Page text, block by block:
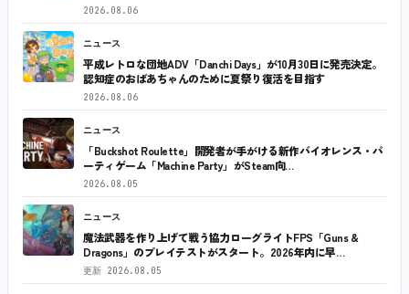
2026.08.06
ニュース
平成レトロな団地ADV「Danchi Days」が10月30日に発売決定。
認知症のおばあちゃんのために夏祭り復活を目指す
2026.08.06
ニュース
「Buckshot Roulette」開発者が手がける新作バイオレンス・パ
ーティゲーム「Machine Party」がSteam向…
2026.08.05
ニュース
魔法武器を作り上げて戦う協力ローグライトFPS「Guns &
Dragons」のプレイテストがスタート。2026年内に早…
更新 2026.08.05